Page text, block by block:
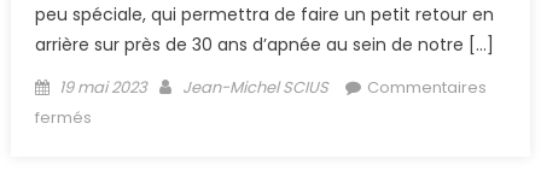
peu spéciale, qui permettra de faire un petit retour en
arrière sur près de 30 ans d’apnée au sein de notre […]
Posted on
19 mai 2023 Author
Jean-Michel SCIUS
Commentaires
fermés